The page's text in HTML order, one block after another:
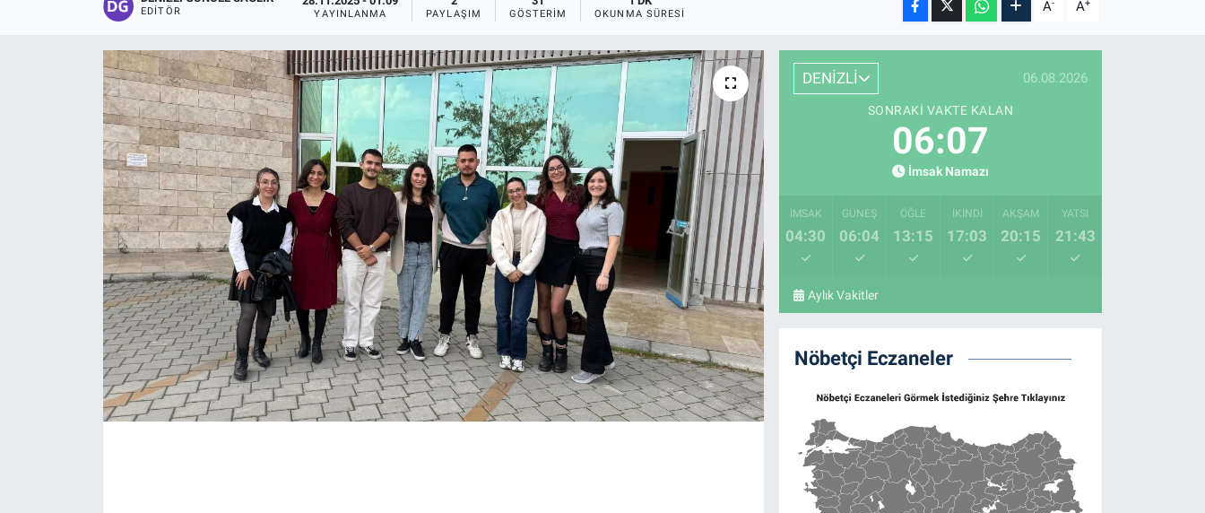
EDITÖR YAYINLANMA PAYLAŞIM GÖSTERIM OKUNMA SÜRESI A- A+
DENİZLİ 06.08.2026
SONRAKI VAKTE KALAN
06:05
İmsak Namazı
İMSAK
04:30
GÜNEŞ
06:04
ÖĞLE
13:15
İKINDI
17:03
AKŞAM
20:15
YATSI
21:43
Aylık Vakitler
Nöbetçi Eczaneler